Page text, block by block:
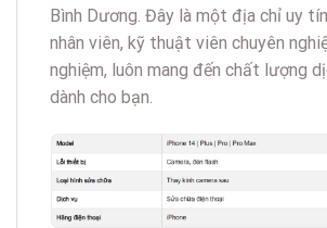
Bình Dương. Đây là một địa chỉ uy
nhân viên, kỹ thuật viên chuyên
nghiệm, luôn mang đến chất lượng
dành cho bạn.